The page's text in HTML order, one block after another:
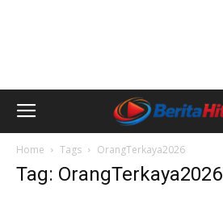
Home Tags OrangTerkaya2026
Tag: OrangTerkaya2026